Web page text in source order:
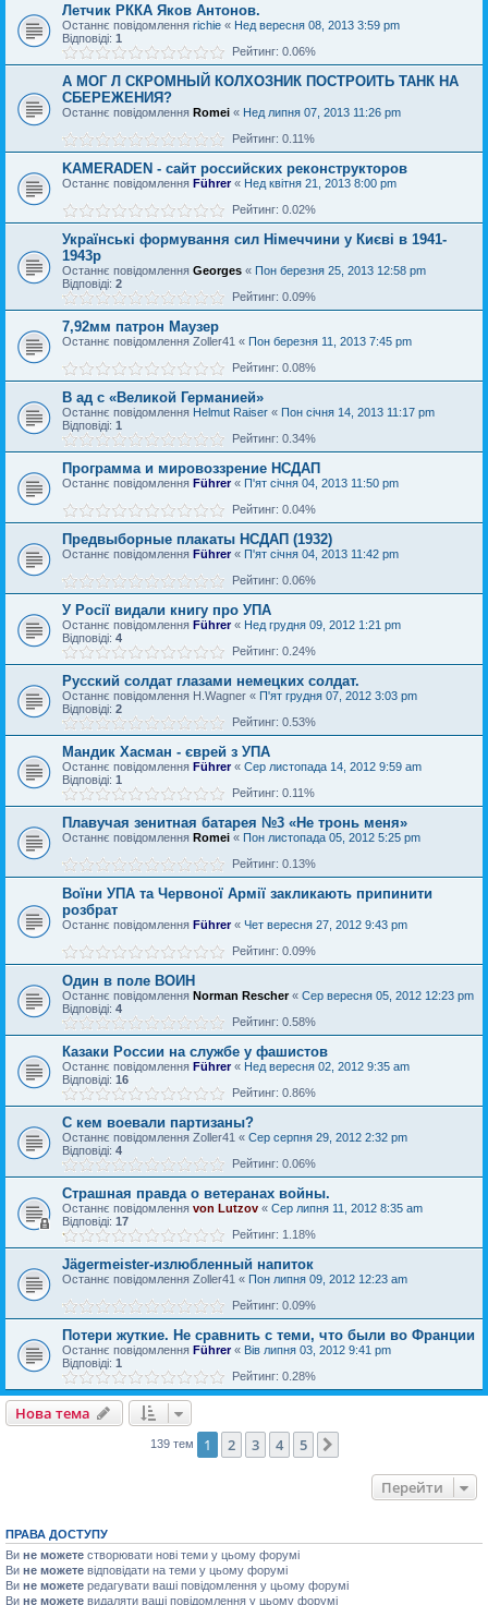
Летчик РККА Яков Антонов.
Останнє повідомлення richie « Нед вересня 08, 2013 3:59 pm
Відповіді: 1
Рейтинг: 0.06%
А МОГ Л СКРОМНЫЙ КОЛХОЗНИК ПОСТРОИТЬ ТАНК НА
СБЕРЕЖЕНИЯ?
Останнє повідомлення Romei « Нед липня 07, 2013 11:26 pm
Рейтинг: 0.11%
KAMERADEN - сайт российских реконструкторов
Останнє повідомлення Führer« Нед квітня 21, 2013 8:00 pm
Рейтинг: 0.02%
Українськi формування сил Німеччини у Києві в 1941-
1943р
Останнє повідомлення Georges « Пон березня 25, 2013 12:58 pm
Відповіді: 2
Рейтинг: 0.09%
7,92мм патрон Маузер
Останнє повідомлення Zoller41 « Пон березня 11, 2013 7:45 pm
Рейтинг: 0.08%
В ад с «Великой Германией»
Останнє повідомлення Helmut Raiser « Пон січня 14, 2013 11:17 pm
Відповіді: 1
Рейтинг: 0.34%
Программа и мировоззрение НСДАП
Останнє повідомлення Führer« П'ят січня 04, 2013 11:50 pm
Рейтинг: 0.04%
Предвыборные плакаты НСДАП (1932)
Останнє повідомлення Führer« П'ят січня 04, 2013 11:42 pm
Рейтинг: 0.06%
У Росії видали книгу про УПА
Останнє повідомлення Führer« Нед грудня 09, 2012 1:21 pm
Відповіді: 4
Рейтинг: 0.24%
Русский солдат глазами немецких солдат.
Останнє повідомлення H.Wagner « П'ят грудня 07, 2012 3:03 pm
Відповіді: 2
Рейтинг: 0.53%
Мандик Хасман - єврей з УПА
Останнє повідомлення Führer« Сер листопада 14, 2012 9:59 am
Відповіді: 1
Рейтинг: 0.11%
Плавучая зенитная батарея №3 «Не тронь меня»
Останнє повідомлення Romei « Пон листопада 05, 2012 5:25 pm
Рейтинг: 0.13%
Воїни УПА та Червоної Армії закликають припинити
розбрат
Останнє повідомлення Führer« Чет вересня 27, 2012 9:43 pm
Рейтинг: 0.09%
Один в поле ВОИН
Останнє повідомлення Norman Rescher« Сер вересня 05, 2012 12:23 pm
Відповіді: 4
Рейтинг: 0.58%
Казаки России на службе у фашистов
Останнє повідомлення Führer« Нед вересня 02, 2012 9:35 am
Відповіді: 16
Рейтинг: 0.86%
С кем воевали партизаны?
Останнє повідомлення Zoller41 « Сер серпня 29, 2012 2:32 pm
Відповіді: 4
Рейтинг: 0.06%
Страшная правда о ветеранах войны.
Останнє повідомлення von Lutzov « Сер липня 11, 2012 8:35 am
Відповіді: 17
Рейтинг: 1.18%
Jägermeister-излюбленный напиток
Останнє повідомлення Zoller41 « Пон липня 09, 2012 12:23 am
Рейтинг: 0.09%
Потери жуткие. Не сравнить с теми, что были во Франции
Останнє повідомлення Führer« Вів липня 03, 2012 9:41 pm
Відповіді: 1
Рейтинг: 0.28%
Нова тема
139 тем 1 2 3 4 5
Перейти
ПРАВА ДОСТУПУ
Ви не можете створювати нові теми у цьому форумі
Ви не можете відповідати на теми у цьому форумі
Ви не можете редагувати ваші повідомлення у цьому форумі
Ви не можете видаляти ваші повідомлення у цьому форумі